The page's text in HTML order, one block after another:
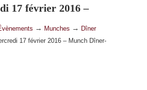
17 février 2016 –
Débat n°94
→ Munches →
Dîner
17 février 2016 – Munch Dîner-